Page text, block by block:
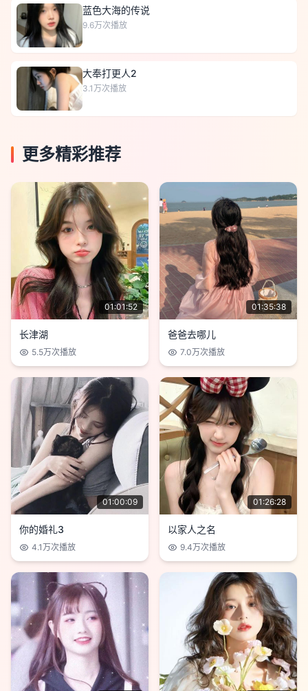
蓝色大海的传说
9.6万次播放
大奉打更人2
3.1万次播放
更多精彩推荐
01:01:52
长津湖
5.5万次播放
01:35:38
爸爸去哪儿
7.0万次播放
01:00:09
你的婚礼3
4.1万次播放
01:26:28
以家人之名
9.4万次播放